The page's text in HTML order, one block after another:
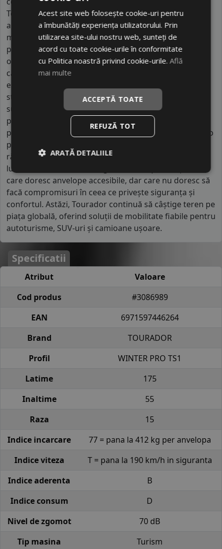
Tourador s-a impus pe piața internațională prin
anvelopele sale fiabile, care combină tehnologiile
moderne cu un raport excelent între calitate și
preț.Anvelopele Tourador sunt concepute pentru a
oferi performanțe excelente atât pe drumuri uscate,
cât și pe suprafețe umede. Designul benzii de rulare
este optimizat pentru a maximiza aderența și
stabilitatea, în timp ce materialele de calitate
superioară contribuie la reducerea uzurii și la
prelungirea duratei de viață a anvelopelor. Fiecare
produs Tourador este testat riguros pentru a asigura o
performanță constantă pe termen lung și pentru a
răspunde cerințelor variate ale șoferilor din întreaga
lume.Acest brand este alegerea ideală pentru șoferii
care doresc anvelope accesibile, dar care nu doresc să
facă compromisuri în ceea ce privește siguranța și
confortul. Astăzi, Tourador continuă să câștige teren pe
piața globală, oferind soluții de mobilitate fiabile pentru
autoturisme, SUV-uri și camioane ușoare.
Specificatii
Atribut
Valoare
Cod produs
#3086989
EAN
6971597446264
Brand
TOURADOR
Profil
WINTER PRO TS1
Latime
175
Inaltime
55
Raza
15
Indice incarcare
77 = pana la 412 kg per anvelopa
Indice viteza
T = pana la 190 km/h in siguranta
Indice aderenta
B
Indice consum
D
Nivel de zgomot
70 dB
Tip masina
Turism
Acest site web folosește cookie-uri pentru
a îmbunătăți experiența utilizatorului. Prin
utilizarea site-ului nostru web, sunteți de
acord cu toate cookie-urile în conformitate
cu Politica noastră privind cookie-urile.Află
mai multe
ACCEPTĂ TOATE
REFUZĂ TOT
ARATĂ DETALIILE